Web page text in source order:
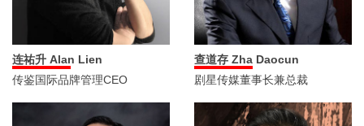
连祐升 Alan Lien
传鉴国际品牌管理CEO
查道存 Zha Daocun
剧星传媒董事长兼总裁